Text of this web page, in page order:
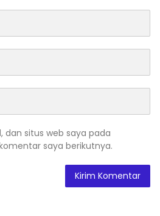
dan situs web saya pada
saya berikutnya.